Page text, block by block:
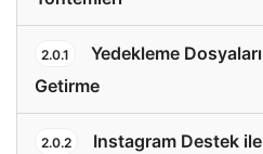
2.0.1
Yedekleme
Getirme
2.0.2 Instagram Destek